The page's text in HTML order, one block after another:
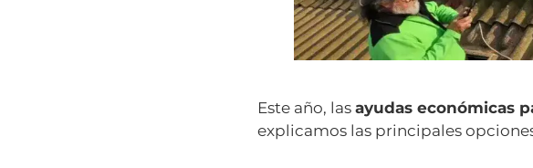
Este año, las ayudas económicas
explicamos las principales